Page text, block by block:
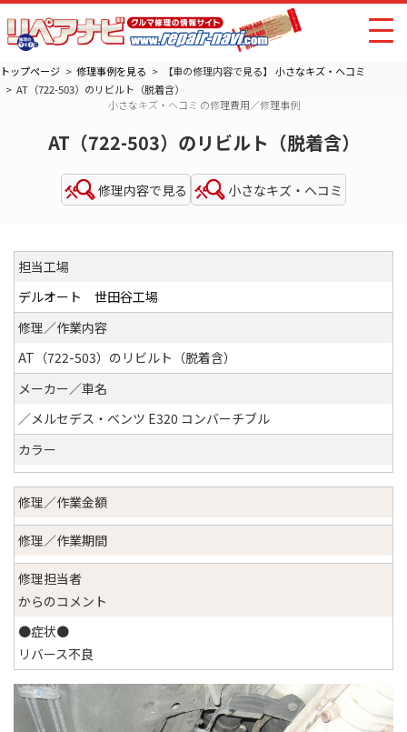
トップページ 修理事例を見る 【車の修理内容で見る】小さなキズ・ヘコミ
AT（722-503）のリビルト（脱着含）
小さなキズ・ヘコミ の修理費用／修理事例
AT（722-503）のリビルト（脱着含）
修理内容で見る 小さなキズ・ヘコミ
担当工場
デルオート 世田谷工場
修理／作業内容
AT（722-503）のリビルト（脱着含）
メーカー／車名
／メルセデス・ベンツ E320 コンバーチブル
カラー
修理／作業金額
修理／作業期間
修理担当者
からのコメント
●症状●
リバース不良